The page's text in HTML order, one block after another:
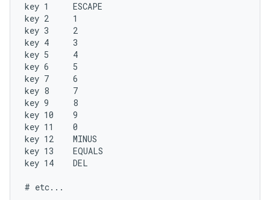
key 1     ESCAPE
key 2     1
key 3     2
key 4     3
key 5     4
key 6     5
key 7     6
key 8     7
key 9     8
key 10    9
key 11    0
key 12    MINUS
key 13    EQUALS
key 14    DEL